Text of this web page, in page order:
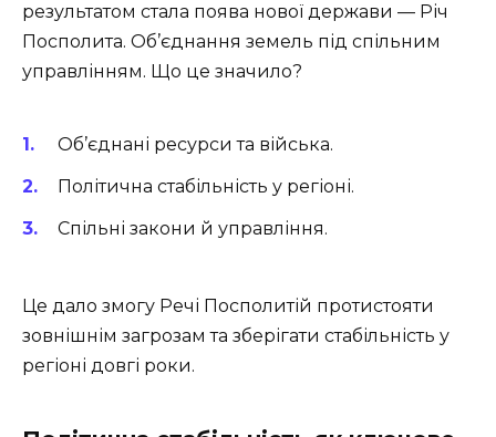
результатом стала поява нової держави — Річ
Посполита. Об’єднання земель під спільним
управлінням. Що це значило?
Об’єднані ресурси та війська.
Політична стабільність у регіоні.
Спільні закони й управління.
Це дало змогу Речі Посполитій протистояти
зовнішнім загрозам та зберігати стабільність у
регіоні довгі роки.